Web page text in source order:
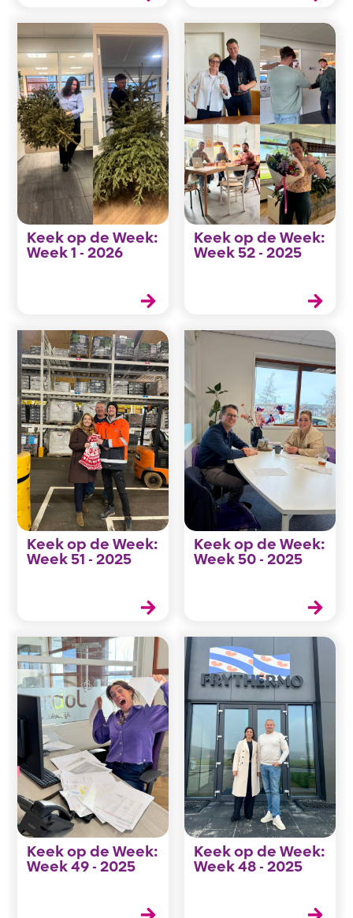
Keek op de Week:
Week 1 - 2026
Keek op de Week:
Week 52 - 2025
Keek op de Week:
Week 51 - 2025
Keek op de Week:
Week 50 - 2025
Keek op de Week:
Week 49 - 2025
Keek op de Week:
Week 48 - 2025